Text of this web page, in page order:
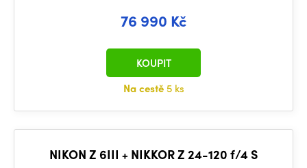
76 990 Kč
Na cestě 5 ks
KOUPIT
NIKON Z 6III + NIKKOR Z 24-120 f/4 S